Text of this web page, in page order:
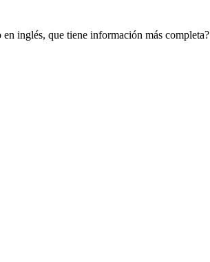
inglés, que tiene información más completa?